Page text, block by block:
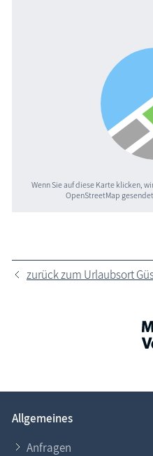
Wenn Sie auf diese Karte klicken,
OpenStreetMap gesendet.
zurück zum Urlaubsort
Allgemeines
Anfragen